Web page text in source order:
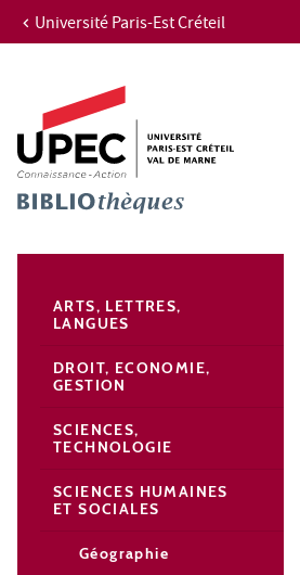
Aller au contenu
Recherche
Navigation secondaire
Université Paris-Est Créteil
ARTS, LETTRES,
LANGUES
DROIT, ECONOMIE,
GESTION
SCIENCES,
TECHNOLOGIE
SCIENCES HUMAINES
ET SOCIALES
Géographie